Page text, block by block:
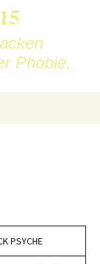
Phobie,
PSYCHE